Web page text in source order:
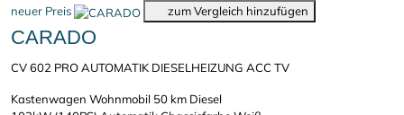
neuer Preis
zum Vergleich hinzufügen
CARADO
CV 602 PRO AUTOMATIK DIESELHEIZUNG ACC TV
Kastenwagen Wohnmobil 50 km Diesel